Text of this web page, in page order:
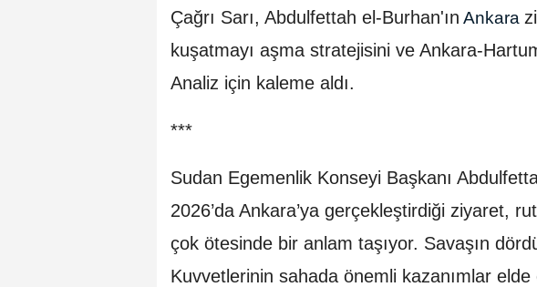
Çağrı Sarı, Abdulfettah el-Burhan'ın Ankara
kuşatmayı aşma stratejisini ve Ankara-
Analiz için kaleme aldı.
***
Sudan Egemenlik Konseyi Başkanı
2026’da Ankara’ya gerçekleştirdiği ziyaret,
çok ötesinde bir anlam taşıyor. Savaşın
Kuvvetlerinin sahada önemli kazanımlar